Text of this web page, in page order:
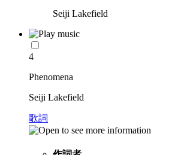
Seiji Lakefield
4
Phenomena
Seiji Lakefield
歌詞